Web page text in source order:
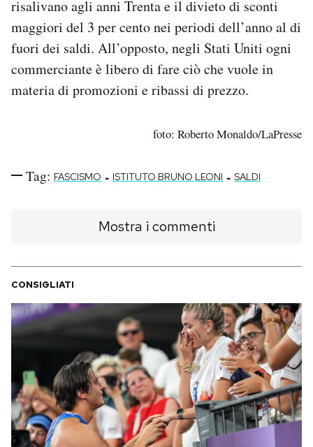
risalivano agli anni Trenta e il divieto di sconti
maggiori del 3 per cento nei periodi dell’anno al di
fuori dei saldi. All’opposto, negli Stati Uniti ogni
commerciante è libero di fare ciò che vuole in
materia di promozioni e ribassi di prezzo.
foto: Roberto Monaldo/LaPresse
Tag: FASCISMO - ISTITUTO BRUNO LEONI - SALDI
Mostra i commenti
CONSIGLIATI